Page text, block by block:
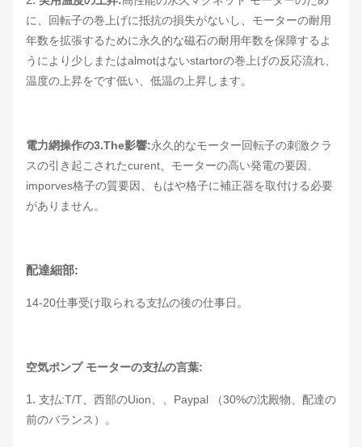
に、回転子の巻上げに抵抗の損失がないし、モーターの耐用
年数を拡張するために永久的な磁石の耐用年数を保障するよ
うにより少しまたはalmotはないstartorの巻上げの反応流れ、
温度の上昇をです低い、低温の上昇します。
電力網操作の3.The影響:永久的なモーター回転子の刺激クラ
スの引き起こされたcurent、モーターの高い発電の要因、
imporves格子の質要因、もはや格子に補正器を取付ける必要
がありません。
配達細部:
14-20仕事受け取られる支払の後の仕事日。
空気ポンプ モーターの支払の言葉:
1. 支払:T/T、西部のUion、、Paypal （30%の沈殿物、配達の
前のバランス）。